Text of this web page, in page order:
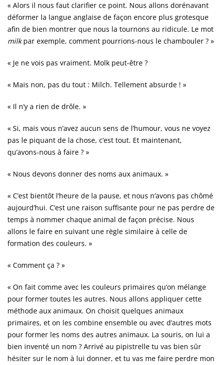
« Alors il nous faut clarifier ce point. Nous allons dorénavant
déformer la langue anglaise de façon encore plus grotesque
afin de bien montrer que nous la tournons au ridicule. Le mot
milkpar exemple, comment pourrions-nous le chambouler ? »
« Je ne vois pas vraiment. Molk peut-être ?
« Mais non, pas du tout : Milch. Tellement absurde ! »
« Il n’y a rien de drôle. »
« Si, mais vous n’avez aucun sens de l’humour, vous ne voyez
pas le piquant de la chose, c’est tout. Et maintenant,
qu’avons-nous à faire ? »
« Nous devons donner des noms aux animaux. »
« C’est bientôt l’heure de la pause, et nous n’avons pas chômé
aujourd’hui. C’est une raison suffisante pour ne pas perdre de
temps à nommer chaque animal de façon précise. Nous
allons le faire en suivant une règle similaire à celle de
formation des couleurs. »
« Comment ça ? »
« On fait comme avec les couleurs primaires qu’on mélange
pour former toutes les autres. Nous allons appliquer cette
méthode aux animaux. On choisit quelques animaux
primaires, et on les combine ensemble ou avec d’autres mots
pour former les noms des autres animaux. La souris, on lui a
bien inventé un nom ? Arrivé au pipistrelle tu vas bien sûr
hésiter sur le nom à lui donner, et tu vas me faire perdre mon